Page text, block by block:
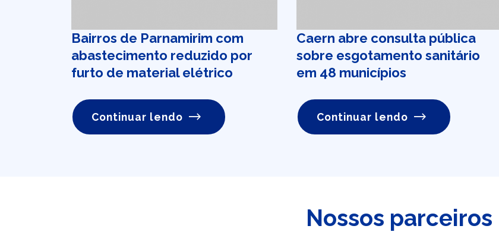
Bairros de Parnamirim com
abastecimento reduzido por
furto de material elétrico
Continuar lendo
Caern abre consulta pública
sobre esgotamento sanitário
em 48 municípios
Continuar lendo
Nossos parceiros